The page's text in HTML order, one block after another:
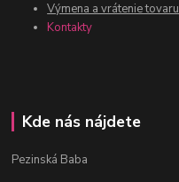
Výmena a vrátenie tovaru
Kontakty
Kde nás nájdete
Pezinská Baba